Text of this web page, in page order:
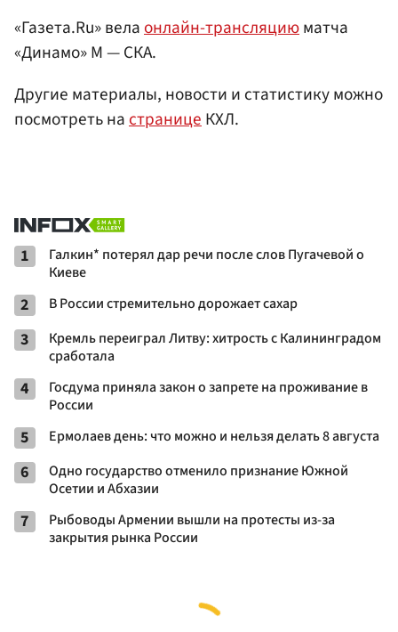
«Газета.Ru» велаонлайн-трансляциюматча
«Динамо» М — СКА.
Другие материалы, новости и статистику можно
посмотреть настраницеКХЛ.
1
Галкин* потерял дар речи после слов Пугачевой о
Киеве
2 В России стремительно дорожает сахар
3
Кремль переиграл Литву: хитрость с Калининградом
сработала
4
Госдума приняла закон о запрете на проживание в
России
5 Ермолаев день: что можно и нельзя делать 8 августа
6
Одно государство отменило признание Южной
Осетии и Абхазии
7
Рыбоводы Армении вышли на протесты из-за
закрытия рынка России